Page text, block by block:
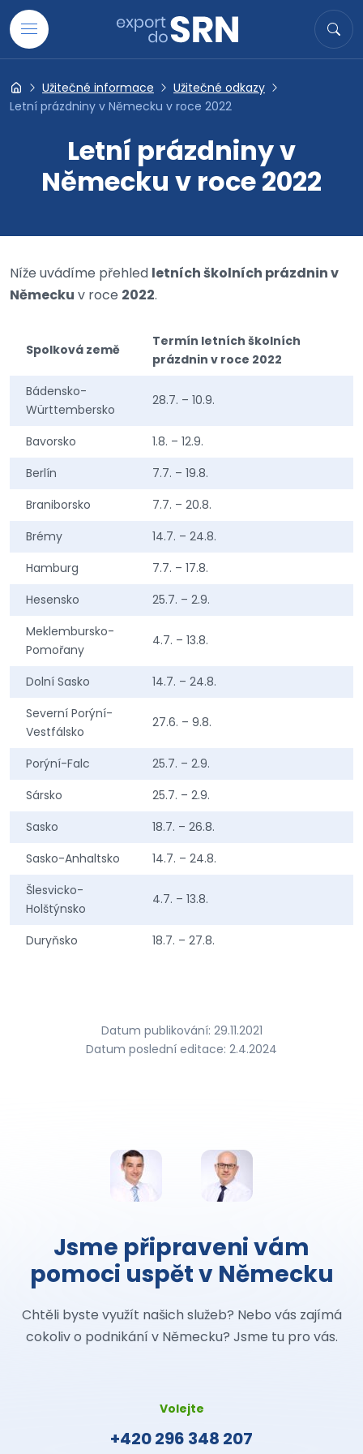
Přejít na obsah
Hledat
Export do SRN
Užitečné informace
Užitečné odkazy
Letní prázdniny v Německu v roce 2022
Letní prázdniny v
Německu v roce 2022
Níže uvádíme přehled letních školních prázdnin v
Německu v roce 2022.
Spolková země
Termín letních školních
prázdnin v roce 2022
Bádensko-
Württembersko
28.7. – 10.9.
Bavorsko
1.8. – 12.9.
Berlín
7.7. – 19.8.
Braniborsko
7.7. – 20.8.
Brémy
14.7. – 24.8.
Hamburg
7.7. – 17.8.
Hesensko
25.7. – 2.9.
Meklembursko-
Pomořany
4.7. – 13.8.
Dolní Sasko
14.7. – 24.8.
Severní Porýní-
Vestfálsko
27.6. – 9.8.
Porýní-Falc
25.7. – 2.9.
Sársko
25.7. – 2.9.
Sasko
18.7. – 26.8.
Sasko-Anhaltsko
14.7. – 24.8.
Šlesvicko-
Holštýnsko
4.7. – 13.8.
Duryňsko 18.7. – 27.8.
Datum publikování: 29.11.2021
Datum poslední editace: 2.4.2024
Jsme připraveni vám
pomoci uspět v Německu
Chtěli byste využít našich služeb? Nebo vás zajímá
cokoliv o podnikání v Německu? Jsme tu pro vás.
Volejte
+420 296 348 207